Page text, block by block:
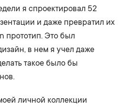
я спроектировал 52
и даже превратил их
прототип. Это был
в нем я учел даже
такое было бы
личной коллекции